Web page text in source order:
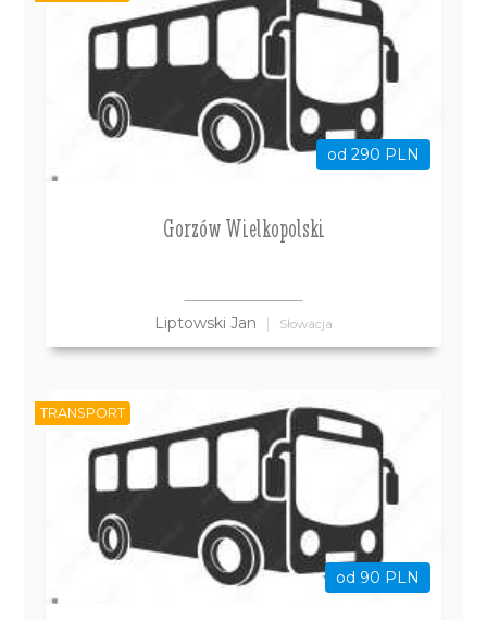
od 290 PLN
Gorzów Wielkopolski
Liptowski Jan Słowacja
od 90 PLN
TRANSPORT